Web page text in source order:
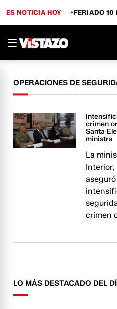
ES NOTICIA HOY FERIADO 10
OPERACIONES DE
crimen
Santa
ministra
La
Interior,
crimen
LO MÁS DESTACADO DEL